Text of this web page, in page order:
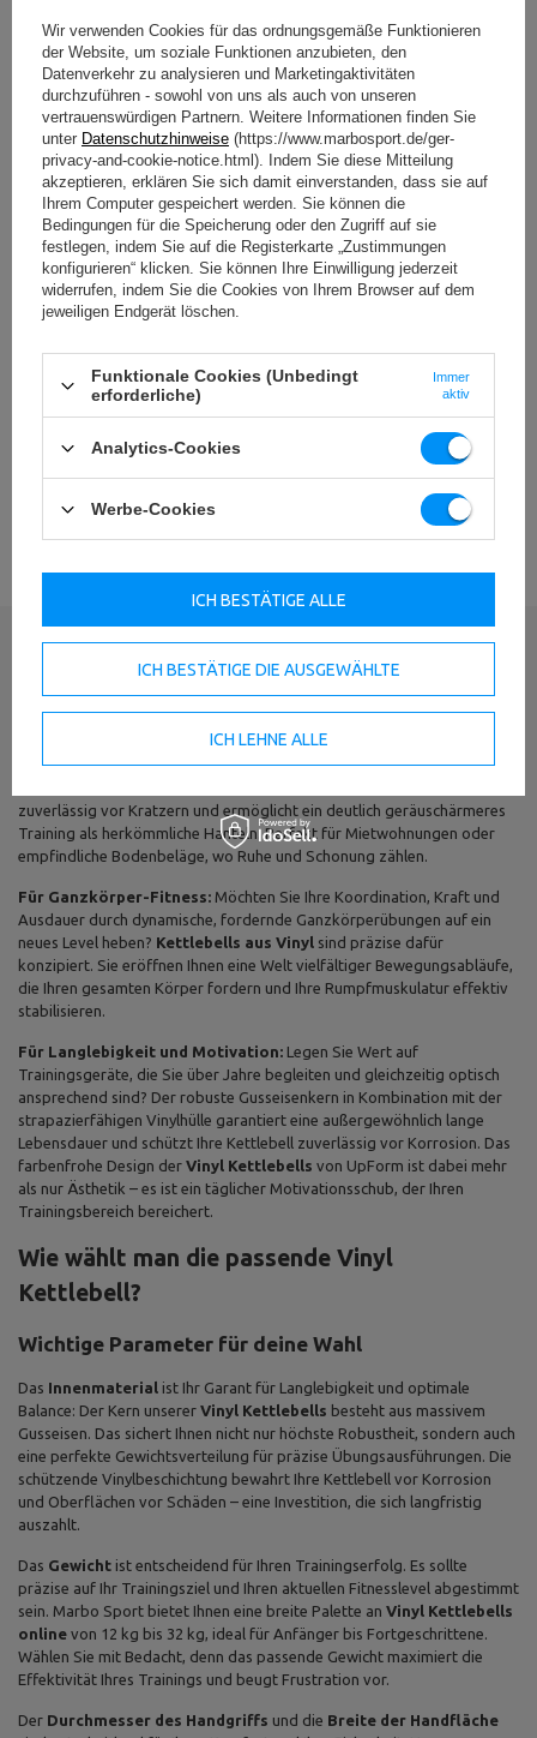
Bestseller
Klettergerüst PREMIUM MO-016 + Doppelschaukel mit Lagern für
Niedrigster Produktpreis der letzten 30 Tage: 783,20 €
880,00 €
774,40 €
Für wen sind Vinyl Kettlebells geeignet?
Sie möchten effizient trainieren, ohne Kompromisse
bei Komfort und Schutz einzugehen? DieVinyl Kettlebellist die ideale
zuverlässig vor Kratzern und ermöglicht ein deutlich geräuschärmeres
Training als herkömmliche Hanteln. Perfekt für Mietwohnungen oder
empfindliche Bodenbeläge, wo Ruhe und Schonung zählen.
Für Ganzkörper-Fitness: Möchten Sie Ihre Koordination, Kraft und
Ausdauer durch dynamische, fordernde Ganzkörperübungen auf ein
neues Level heben? Kettlebells aus Vinyl sind präzise dafür
konzipiert. Sie eröffnen Ihnen eine Welt vielfältiger Bewegungsabläufe,
die Ihren gesamten Körper fordern und Ihre Rumpfmuskulatur effektiv
stabilisieren.
Für Langlebigkeit und Motivation: Legen Sie Wert auf
Trainingsgeräte, die Sie über Jahre begleiten und gleichzeitig optisch
ansprechend sind? Der robuste Gusseisenkern in Kombination mit der
strapazierfähigen Vinylhülle garantiert eine außergewöhnlich lange
Lebensdauer und schützt Ihre Kettlebell zuverlässig vor Korrosion. Das
farbenfrohe Design der Vinyl Kettlebells von UpForm ist dabei mehr
als nur Ästhetik – es ist ein täglicher Motivationsschub, der Ihren
Trainingsbereich bereichert.
Wie wählt man die passende Vinyl
Kettlebell?
Wichtige Parameter für deine Wahl
Das Innenmaterial ist Ihr Garant für Langlebigkeit und optimale
Balance: Der Kern unserer Vinyl Kettlebells besteht aus massivem
Gusseisen. Das sichert Ihnen nicht nur höchste Robustheit, sondern auch
eine perfekte Gewichtsverteilung für präzise Übungsausführungen. Die
schützende Vinylbeschichtung bewahrt Ihre Kettlebell vor Korrosion
und Oberflächen vor Schäden – eine Investition, die sich langfristig
auszahlt.
Das Gewicht ist entscheidend für Ihren Trainingserfolg. Es sollte
präzise auf Ihr Trainingsziel und Ihren aktuellen Fitnesslevel abgestimmt
sein. Marbo Sport bietet Ihnen eine breite Palette an Vinyl Kettlebells
online von 12 kg bis 32 kg, ideal für Anfänger bis Fortgeschrittene.
Wählen Sie mit Bedacht, denn das passende Gewicht maximiert die
Effektivität Ihres Trainings und beugt Frustration vor.
Der Durchmesser des Handgriffs und die Breite der Handfläche
Wir verwenden Cookies für das ordnungsgemäße Funktionieren
der Website, um soziale Funktionen anzubieten, den
Datenverkehr zu analysieren und Marketingaktivitäten
durchzuführen - sowohl von uns als auch von unseren
vertrauenswürdigen Partnern. Weitere Informationen finden Sie
unter Datenschutzhinweise (https://www.marbosport.de/ger-
privacy-and-cookie-notice.html). Indem Sie diese Mitteilung
akzeptieren, erklären Sie sich damit einverstanden, dass sie auf
Ihrem Computer gespeichert werden. Sie können die
Bedingungen für die Speicherung oder den Zugriff auf sie
festlegen, indem Sie auf die Registerkarte „Zustimmungen
konfigurieren“ klicken. Sie können Ihre Einwilligung jederzeit
widerrufen, indem Sie die Cookies von Ihrem Browser auf dem
jeweiligen Endgerät löschen.
Funktionale Cookies (Unbedingt
erforderliche)
Immer
aktiv
Analytics-Cookies
Werbe-Cookies
ICH BESTÄTIGE DIE AUSGEWÄHLTE
ICH LEHNE ALLE
ICH BESTÄTIGE ALLE